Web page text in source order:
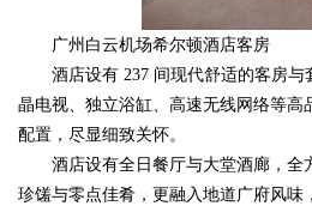
广州白云机场希尔顿酒店客房
酒店设有 237 间现代舒适的客房
晶电视、独立浴缸、高速无线网络等高
配置，尽显细致关怀。
酒店设有全日餐厅与大堂酒廊，
珍馐与零点佳肴，更融入地道广府风